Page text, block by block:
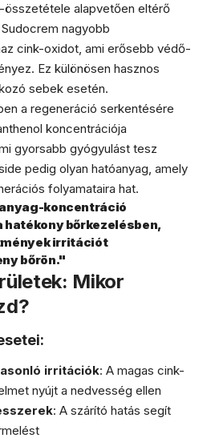
alapvetően eltérő
nagyobb
cink-oxidot, ami erősebb védő-
Ez különösen hasznos
sebek esetén.
a regeneráció serkentésére
koncentrációja
gyorsabb gyógyulást tesz
pedig olyan hatóanyag, amely
folyamataira hat.
koncentráció
bőrkezelésben,
irritációt
bőrön."
Mikor
irritációk: A magas cink-
nyújt a nedvesség ellen
: A szárító hatás segít